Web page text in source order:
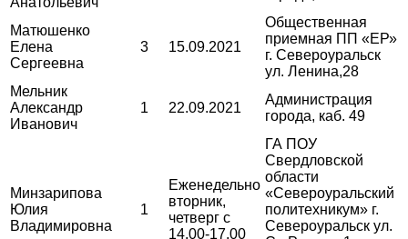
Матюшенко
Елена
Сергеевна
3 15.09.2021
Общественная
приемная ПП «ЕР»
г. Североуральск
ул. Ленина,28
Мельник
Александр
Иванович
1 22.09.2021
Администрация
города, каб. 49
Минзарипова
Юлия
Владимировна
1
Еженедельно
вторник,
четверг с
14.00-17.00
ГА ПОУ
Свердловской
области
«Североуральский
политехникум» г.
Североуральск ул.